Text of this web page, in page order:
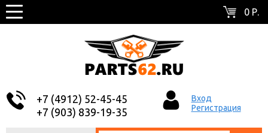
0 Р.
+7 (4912) 52-45-45
+7 (903) 839-19-35
Вход
Регистрация